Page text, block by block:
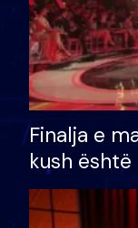
Finalja e
kush
shtëpinë
të fituar